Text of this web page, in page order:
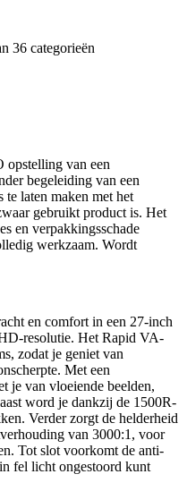
36 categorieën
van een
begeleiding van een
laten maken met het
gebruikt product is. Het
en verpakkingsschade
werkzaam. Wordt
en comfort in een 27-inch
resolutie. Het Rapid VA-
zodat je geniet van
Met een
je van vloeiende beelden,
word je dankzij de 1500R-
Verder zorgt de helderheid
van 3000:1, voor
Tot slot voorkomt de anti-
fel licht ongestoord kunt